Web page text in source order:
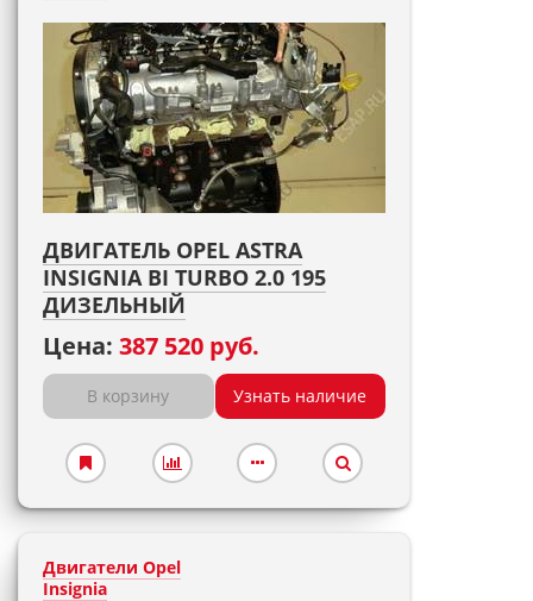
ДВИГАТЕЛЬ OPEL ASTRA
INSIGNIA BI TURBO 2.0 195
ДИЗЕЛЬНЫЙ
Цена: 387 520 руб.
В корзину Узнать наличие
Двигатели Opel
Insignia